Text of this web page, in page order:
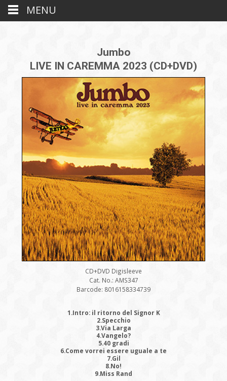
Jumbo
LIVE IN CAREMMA 2023 (CD+DVD)
CD+DVD Digisleeve
Cat. No.: AMS347
Barcode: 8016158334739
1.Intro: il ritorno del Signor K
2.Specchio
3.Via Larga
4.Vangelo?
5.40 gradi
6.Come vorrei essere uguale a te
7.Gil
8.No!
9.Miss Rand
MENU